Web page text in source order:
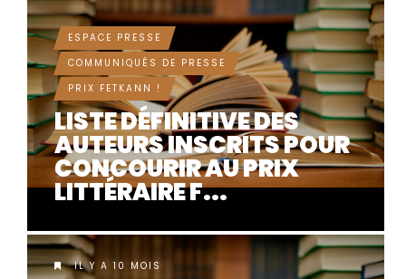
ESPACE PRESSE
COMMUNIQUÉS DE PRESSE
PRIX FETKANN !
LISTE DÉFINITIVE DES
AUTEURS INSCRITS POUR
CONCOURIR AU PRIX
LITTÉRAIRE F...
IL Y A 10 MOIS